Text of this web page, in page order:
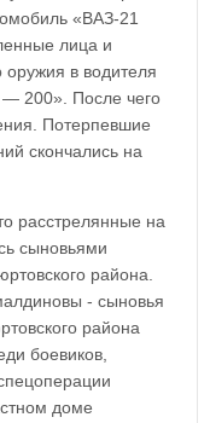
«ВАЗ-21
лица и
оружия в водителя
— 200». После чего
Потерпевшие
скончались на
расстрелянные на
сыновьями
района.
- сыновья
района
боевиков,
доме